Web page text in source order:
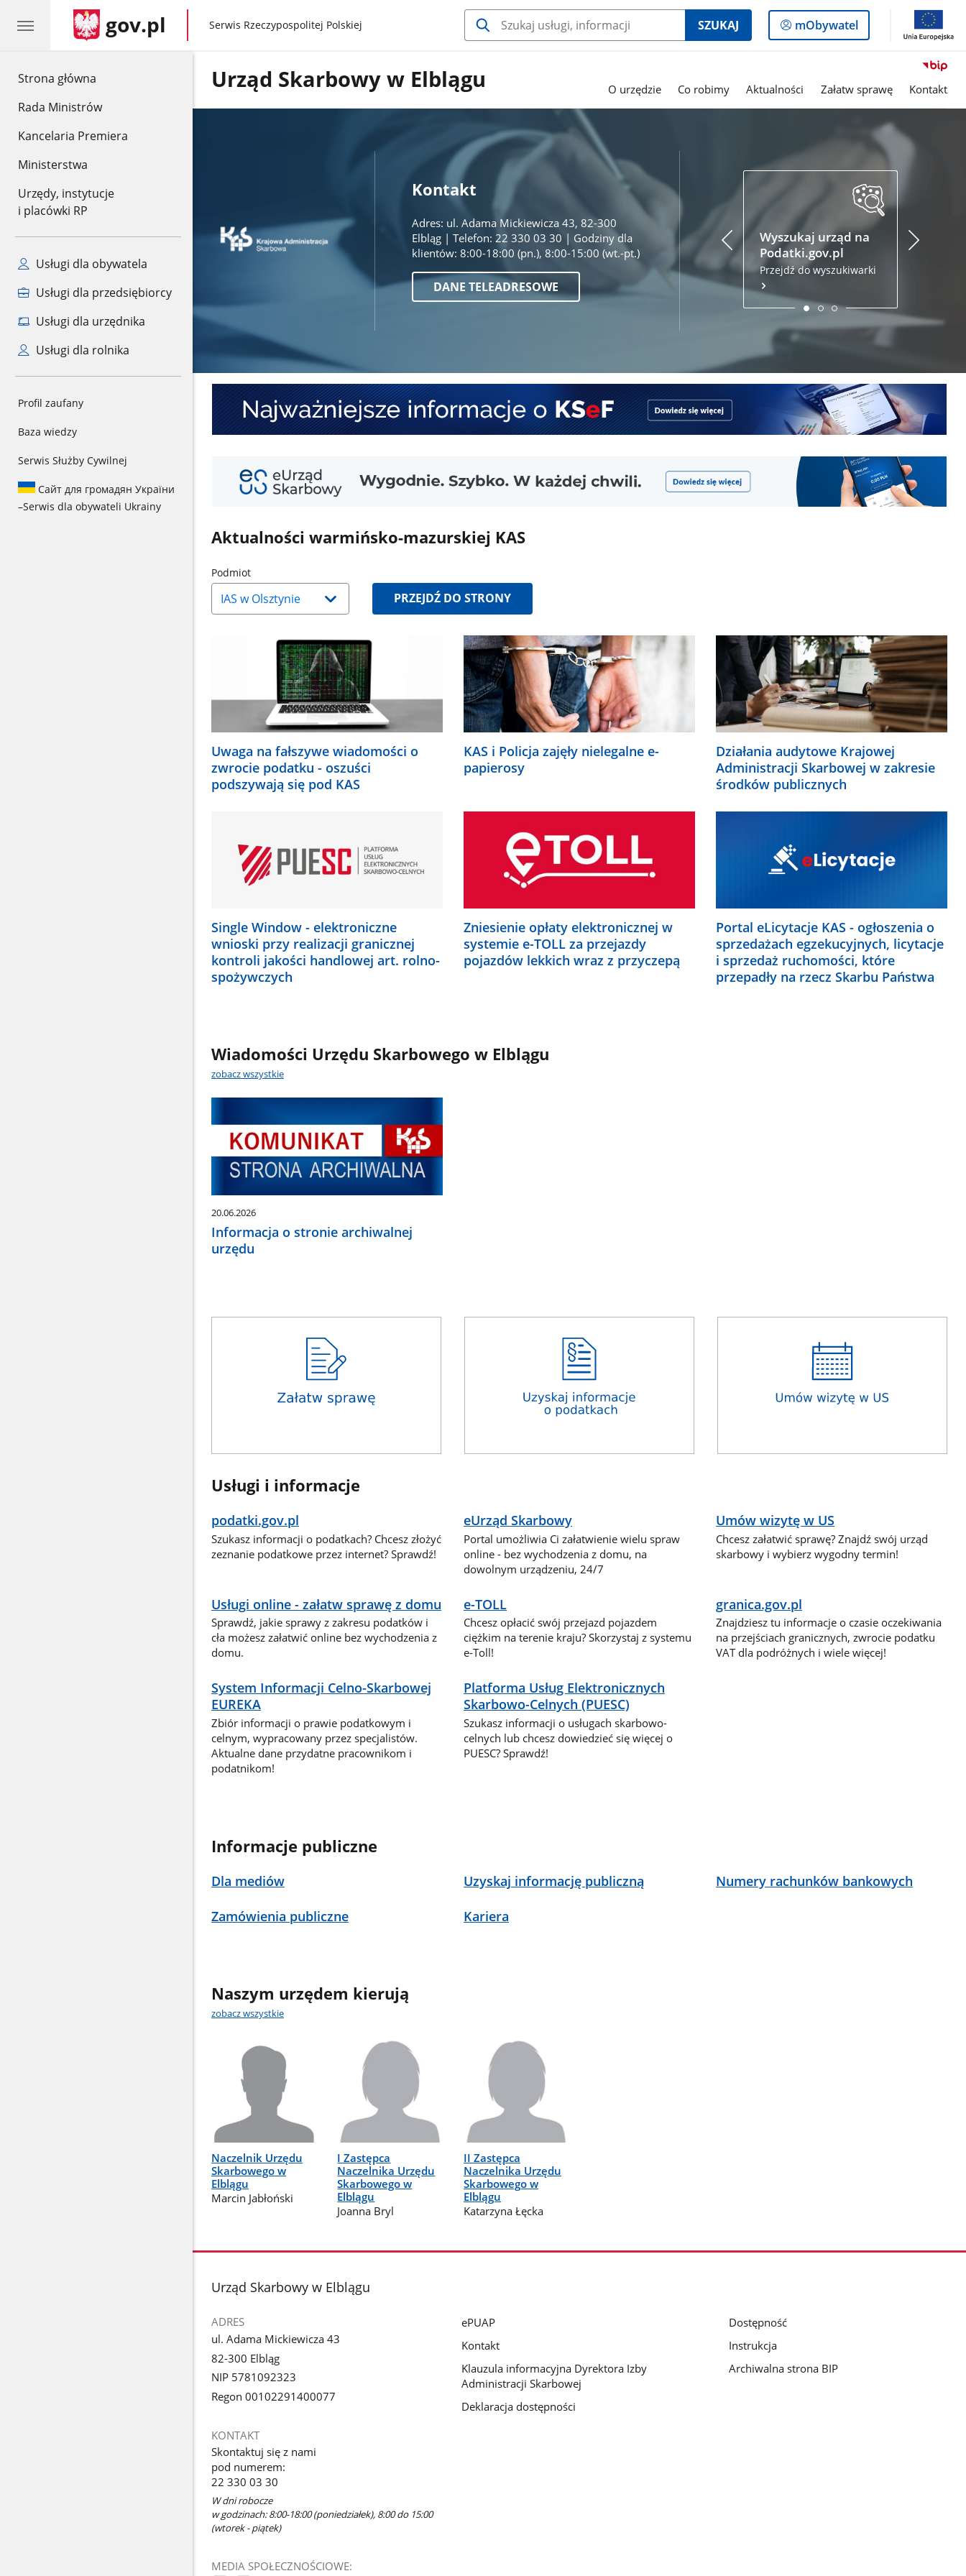
Strona główna
Rada Ministrów
Kancelaria Premiera
Ministerstwa
Urzędy, instytucje
i placówki RP
Usługi dla obywatela
Usługi dla przedsiębiorcy
Usługi dla urzędnika
Usługi dla rolnika
Profil zaufany
Baza wiedzy
Serwis Służby Cywilnej
Сайт для громадян України
–Serwis dla obywateli Ukrainy
gov.pl gov.pl
Serwis Rzeczypospolitej Polskiej SZUKAJ
Logowanie
do
mObywatel
Urząd Skarbowy w Elblągu O urzędzie Co robimy Aktualności Załatw sprawę Kontakt
Kontakt
Adres: ul. Adama Mickiewicza 43, 82-300
Elbląg | Telefon: 22 330 03 30 | Godziny dla
klientów: 8:00-18:00 (pn.), 8:00-15:00 (wt.-pt.)
DANE TELEADRESOWE
Wyszukaj urząd na
Podatki.gov.pl
Przejdź do wyszukiwarki
1
Aktualności warmińsko-mazurskiej KAS
PodmiotNaciśnij
strzałkę
w
dół,
wybrać
odpowiednią
pozycję.
zaktualizują
PRZEJDŹ DO STRONY
Uwaga na fałszywe wiadomości o
zwrocie podatku - oszuści
podszywają się pod KAS
KAS i Policja zajęły nielegalne e-
papierosy
Działania audytowe Krajowej
Administracji Skarbowej w zakresie
środków publicznych
Single Window - elektroniczne
wnioski przy realizacji granicznej
kontroli jakości handlowej art. rolno-
spożywczych
Zniesienie opłaty elektronicznej w
systemie e-TOLL za przejazdy
pojazdów lekkich wraz z przyczepą
Portal eLicytacje KAS - ogłoszenia o
sprzedażach egzekucyjnych, licytacje
i sprzedaż ruchomości, które
przepadły na rzecz Skarbu Państwa
Wiadomości Urzędu Skarbowego w Elblągu
zobacz wszystkie
20.06.2026
Informacja o stronie archiwalnej
urzędu
Usługi i informacje
podatki.gov.pl
Szukasz informacji o podatkach? Chcesz złożyć
zeznanie podatkowe przez internet? Sprawdź!
eUrząd Skarbowy
Portal umożliwia Ci załatwienie wielu spraw
online - bez wychodzenia z domu, na
dowolnym urządzeniu, 24/7
Umów wizytę w US
Chcesz załatwić sprawę? Znajdź swój urząd
skarbowy i wybierz wygodny termin!
Usługi online - załatw sprawę z domu
Sprawdź, jakie sprawy z zakresu podatków i
cła możesz załatwić online bez wychodzenia z
domu.
e-TOLL
Chcesz opłacić swój przejazd pojazdem
ciężkim na terenie kraju? Skorzystaj z systemu
e-Toll!
granica.gov.pl
Znajdziesz tu informacje o czasie oczekiwania
na przejściach granicznych, zwrocie podatku
VAT dla podróżnych i wiele więcej!
System Informacji Celno-Skarbowej
EUREKA
Zbiór informacji o prawie podatkowym i
celnym, wypracowany przez specjalistów.
Aktualne dane przydatne pracownikom i
podatnikom!
Platforma Usług Elektronicznych
Skarbowo-Celnych (PUESC)
Szukasz informacji o usługach skarbowo-
celnych lub chcesz dowiedzieć się więcej o
PUESC? Sprawdź!
Informacje publiczne
Dla mediów Uzyskaj informację publiczną Numery rachunków bankowych
Zamówienia publiczne Kariera
Naszym urzędem kierują
zobacz wszystkie
Naczelnik Urzędu
Skarbowego w
Elblągu
Marcin Jabłoński
I Zastępca
Naczelnika Urzędu
Skarbowego w
Elblągu
Joanna Bryl
II Zastępca
Naczelnika Urzędu
Skarbowego w
Elblągu
Katarzyna Łęcka
stopka
Urząd Skarbowy w Elblągu
ADRES
ul. Adama Mickiewicza 43
82-300 Elbląg
NIP 5781092323
Regon 00102291400077
KONTAKT
Skontaktuj się z nami
pod numerem:
22 330 03 30
W dni robocze
w godzinach: 8:00-18:00 (poniedziałek), 8:00 do 15:00
(wtorek - piątek)
MEDIA SPOŁECZNOŚCIOWE:
ePUAP
Kontakt
Klauzula informacyjna Dyrektora Izby
Administracji Skarbowej
Deklaracja dostępności
Dostępność
Instrukcja
Archiwalna strona BIP